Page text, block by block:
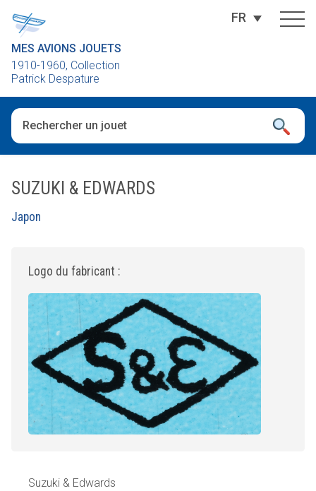
MES AVIONS JOUETS
1910-1960, Collection
Patrick Despature
FR
SUZUKI & EDWARDS
Japon
Logo du fabricant :
Suzuki & Edwards